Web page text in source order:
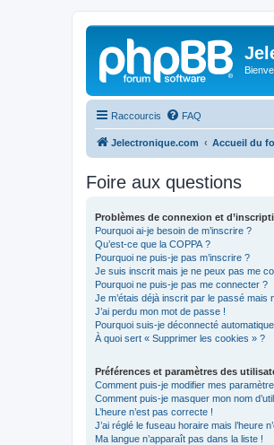
Raccourcis FAQ
Jelectronique.com Accueil du
Foire aux questions
Problèmes de connexion et
Pourquoi ai-je besoin de m’inscrire ?
Qu’est-ce que la COPPA ?
Pourquoi ne puis-je pas m’inscrire ?
Je suis inscrit mais je ne peux pas me
Pourquoi ne puis-je pas me connecter ?
Je m’étais déjà inscrit par le passé
J’ai perdu mon mot de passe !
Pourquoi suis-je déconnecté
À quoi sert « Supprimer les cookies » ?
Préférences et paramètres des
Comment puis-je modifier mes
Comment puis-je masquer mon nom
L’heure n’est pas correcte !
J’ai réglé le fuseau horaire mais l’heure
Ma langue n’apparaît pas dans la liste !